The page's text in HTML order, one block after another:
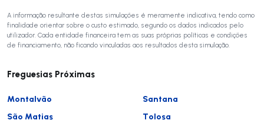
A informação resultante destas simulações é meramente indicativa, tendo como
finalidade orientar sobre o custo estimado, segundo os dados indicados pelo
utilizador. Cada entidade financeira tem as suas próprias políticas e condições
de financiamento, não ficando vinculadas aos resultados desta simulação.
Freguesias Próximas
Montalvão
Santana
São Matias
Tolosa